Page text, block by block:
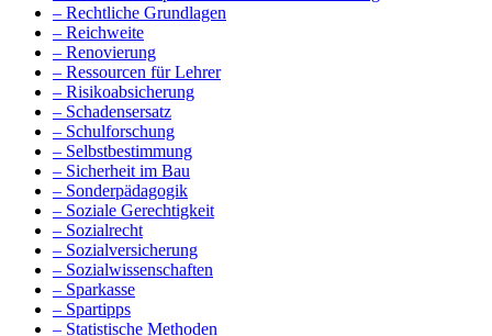
– Rechtliche Grundlagen
– Reichweite
– Renovierung
– Ressourcen für Lehrer
– Risikoabsicherung
– Schadensersatz
– Schulforschung
– Selbstbestimmung
– Sicherheit im Bau
– Sonderpädagogik
– Soziale Gerechtigkeit
– Sozialrecht
– Sozialversicherung
– Sozialwissenschaften
– Sparkasse
– Spartipps
– Statistische Methoden